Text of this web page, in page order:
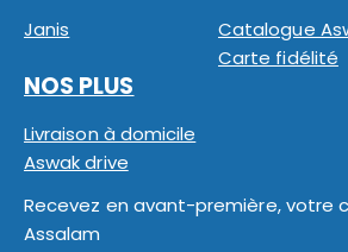
Janis
Catalogue
Carte fidélité
NOS PLUS
Livraison à domicile
Aswak drive
Recevez en avant-première, votre
Assalam